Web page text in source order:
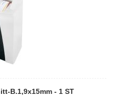
B.1,9x15mm - 1 ST